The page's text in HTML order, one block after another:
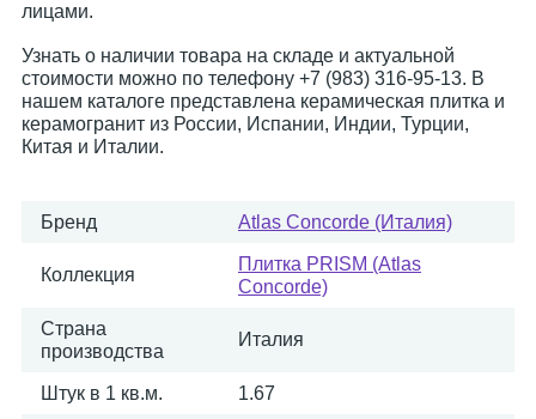
лицами.
Узнать о наличии товара на складе и актуальной
стоимости можно по телефону +7 (983) 316-95-13. В
нашем каталоге представлена керамическая плитка и
керамогранит из России, Испании, Индии, Турции,
Китая и Италии.
Бренд Atlas Concorde (Италия)
Коллекция
Плитка PRISM (Atlas
Concorde)
Страна
производства
Италия
Штук в 1 кв.м. 1.67